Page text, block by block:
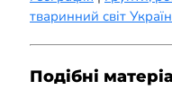
тваринний світ
Подібні